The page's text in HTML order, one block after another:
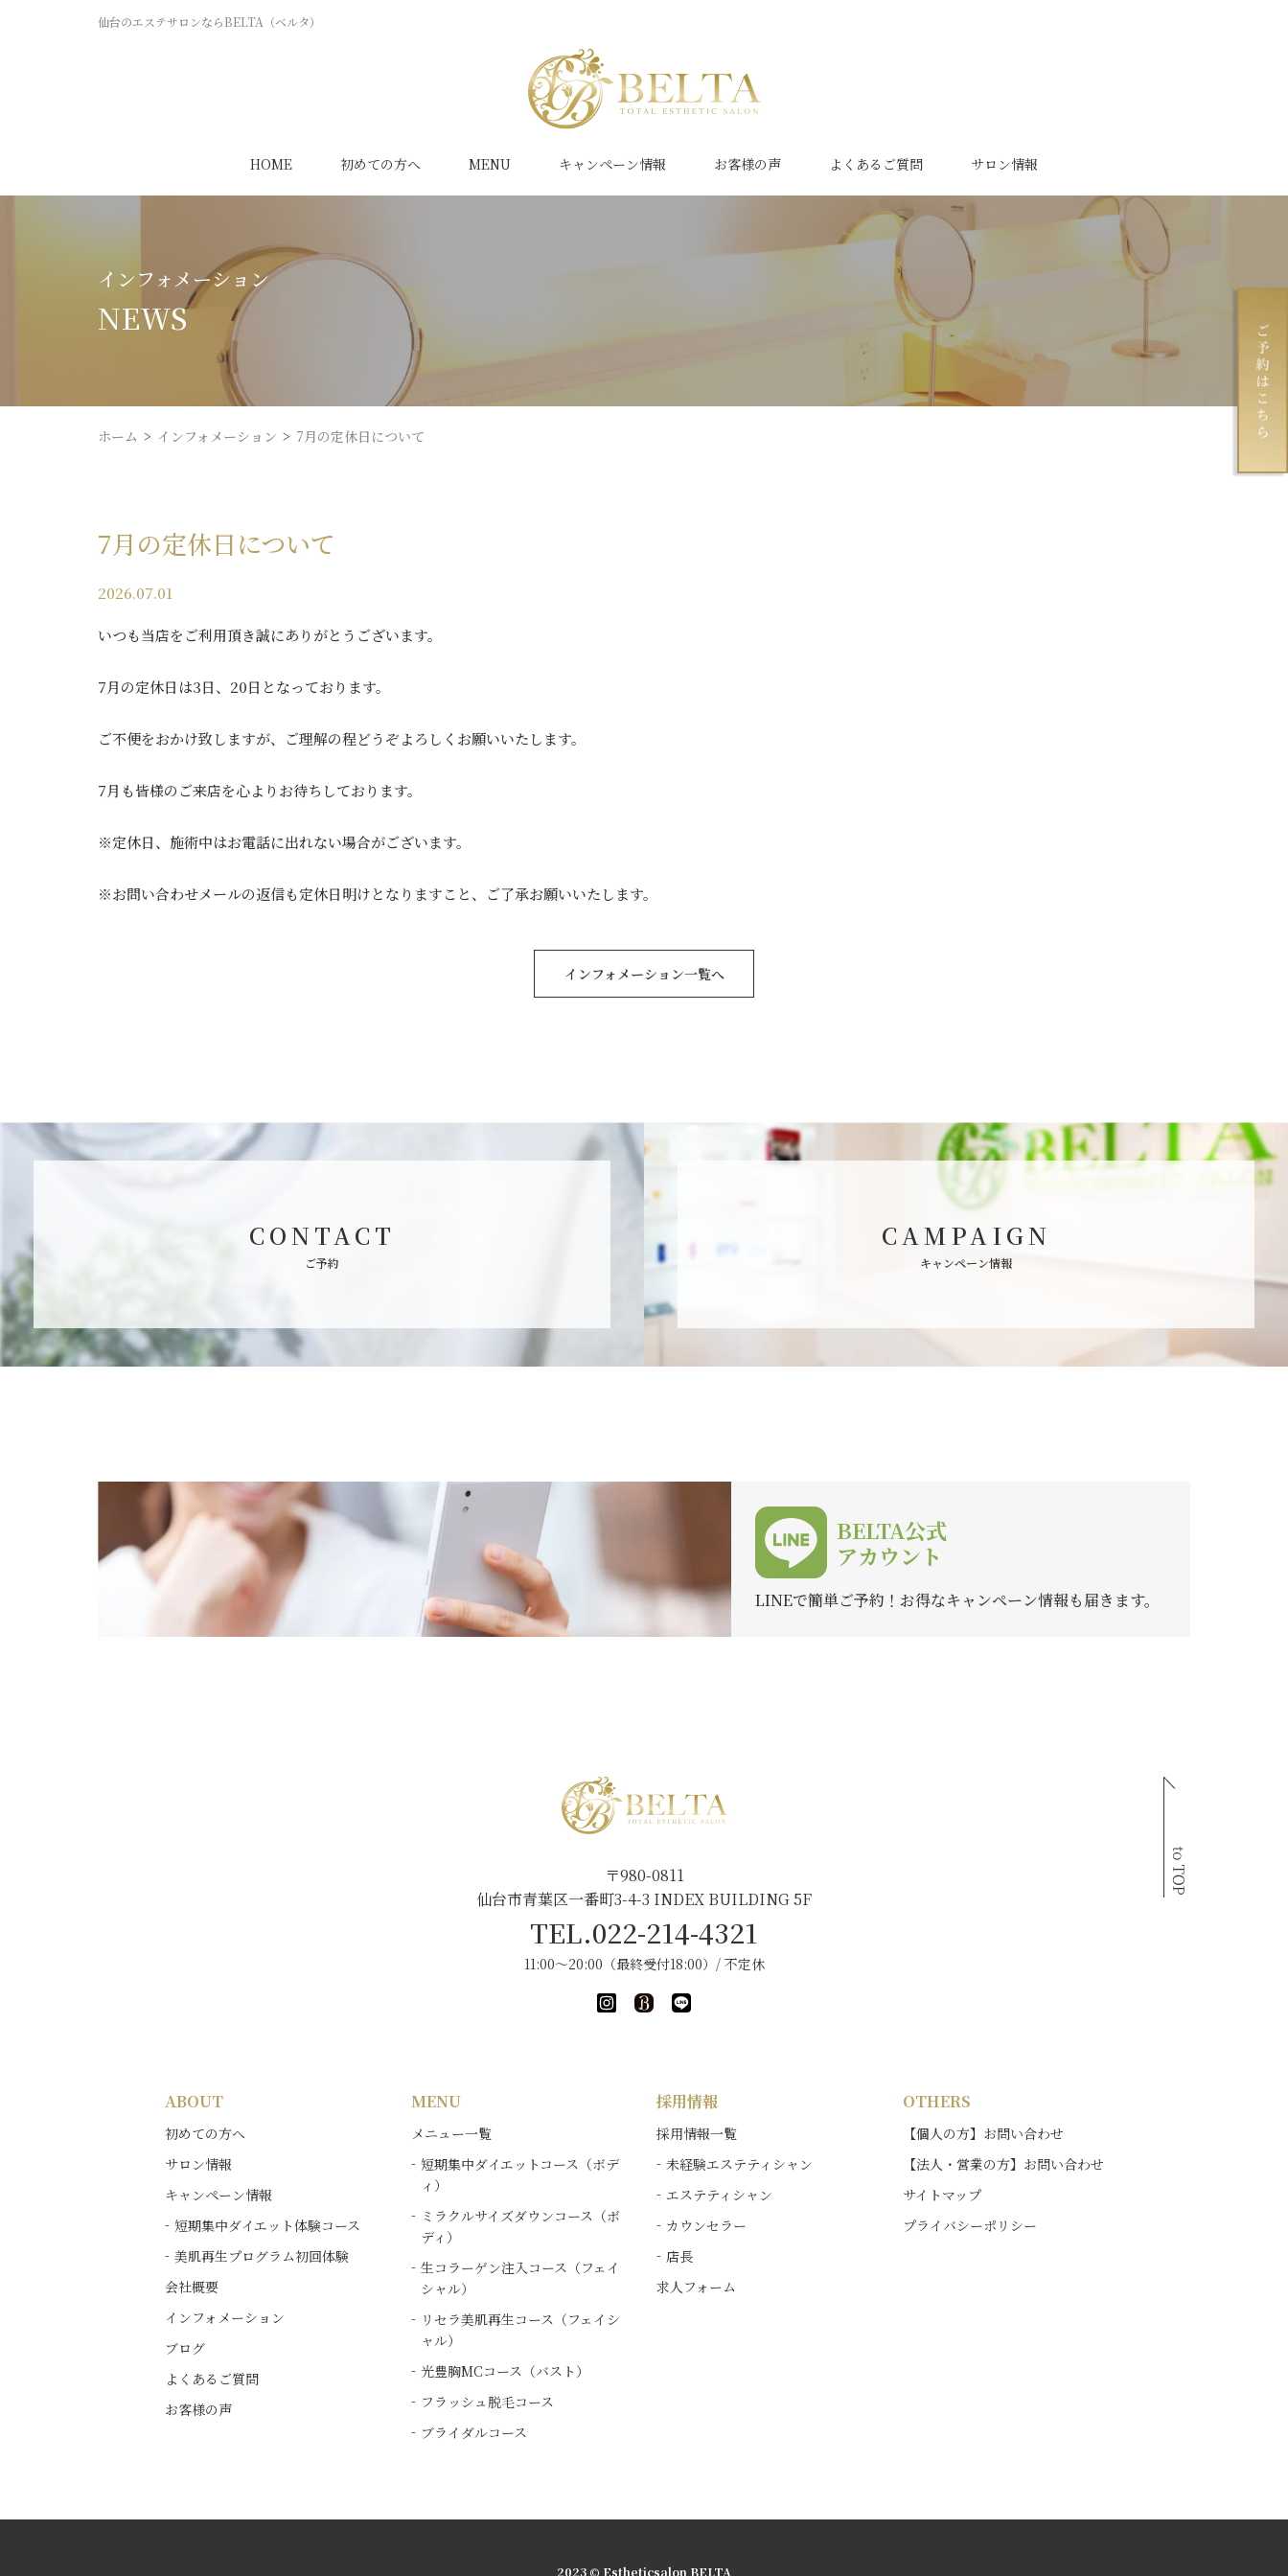
仙台のエステサロンならBELTA（ベルタ）
HOME 初めての方へ MENU キャンペーン情報 お客様の声 よくあるご質問 サロン情報
インフォメーション
NEWS
ホーム インフォメーション 7月の定休日について
7月の定休日について
2026.07.01
いつも当店をご利用頂き誠にありがとうございます。
7月の定休日は3日、20日となっております。
ご不便をおかけ致しますが、ご理解の程どうぞよろしくお願いいたします。
7月も皆様のご来店を心よりお待ちしております。
※定休日、施術中はお電話に出れない場合がございます。
※お問い合わせメールの返信も定休日明けとなりますこと、ご了承お願いいたします。
インフォメーション一覧へ
CONTACT
ご予約
CAMPAIGN
キャンペーン情報
BELTA公式
アカウント
LINEで簡単ご予約！ お得なキャンペーン情報も届きます。
〒980-0811
仙台市青葉区一番町3-4-3 INDEX BUILDING 5F
TEL.022-214-4321
11:00～20:00（最終受付18:00）/ 不定休
ABOUT
初めての方へ
サロン情報
キャンペーン情報
短期集中ダイエット体験コース
美肌再生プログラム初回体験
会社概要
インフォメーション
ブログ
よくあるご質問
お客様の声
MENU
メニュー一覧
短期集中ダイエットコース（ボデ
ィ）
ミラクルサイズダウンコース（ボ
ディ）
生コラーゲン注入コース（フェイ
シャル）
リセラ美肌再生コース（フェイシ
ャル）
光豊胸MCコース（バスト）
フラッシュ脱毛コース
ブライダルコース
採用情報
採用情報一覧
未経験エステティシャン
エステティシャン
カウンセラー
店長
求人フォーム
OTHERS
【個人の方】お問い合わせ
【法人・営業の方】お問い合わせ
サイトマップ
プライバシーポリシー
2023 © Estheticsalon BELTA